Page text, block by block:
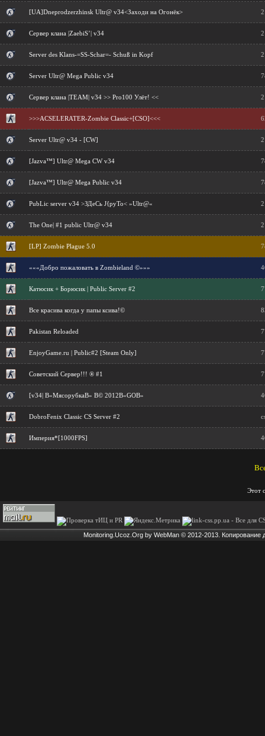
[UA]Dneprodzerzhinsk Ultr@ v34<Заходи на Огонёк>
Сервер клана |ZaebiS’| v34
Server des Klans-=SS-Schar=- Schuß in Kopf
Server Ultr@ Mega Public v34
Сервер клана |TEAM| v34 >> Pro100 Улёт! <<
>>>ACSELERATER-Zombie Classic+[CSO]<<<
Server Ultr@ v34 - [CW]
[Jazva™] Ultr@ Mega CW v34
[Jazva™] Ultr@ Mega Public v34
PubLic server v34 >ЗДeCь J{pyTo< »Ultr@«
The One| #1 public Ultr@ v34
[LP] Zombie Plague 5.0
«««Добро пожаловать в Zombieland ©»»»
Катюсик + Борюсик | Public Server #2
Все красива когда у папы ксива!©
Pakistan Reloaded
EnjoyGame.ru | Public#2 [Steam Only]
Советский Сервер!!! ® #1
[v34| В«МясорубкаВ» В© 2012В«GOВ»
DobroFenix Classic CS Server #2
Империя*[1000FPS]
Этот
Monitoring.Ucoz.Org by WebMan © 2012-2013. Копирование